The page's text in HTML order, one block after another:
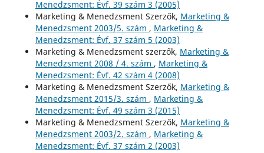
Menedzsment: Évf. 39 szám 3 (2005)
Marketing & Menedzsment Szerzők, Marketing &
Menedzsment 2003/5. szám , Marketing &
Menedzsment: Évf. 37 szám 5 (2003)
Marketing & Menedzsment szerzők, Marketing &
Menedzsment 2008 / 4. szám , Marketing &
Menedzsment: Évf. 42 szám 4 (2008)
Marketing & Menedzsment Szerzők, Marketing &
Menedzsment 2015/3. szám , Marketing &
Menedzsment: Évf. 49 szám 3 (2015)
Marketing & Menedzsment Szerzők, Marketing &
Menedzsment 2003/2. szám , Marketing &
Menedzsment: Évf. 37 szám 2 (2003)